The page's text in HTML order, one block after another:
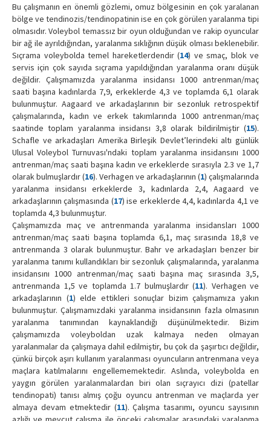
Bu çalışmanın en önemli gözlemi, omuz bölgesinin en çok yaralanan
bölge ve tendinozis/tendinopatinin ise en çok görülen yaralanma tipi
olmasıdır. Voleybol temassız bir oyun olduğundan ve rakip oyuncular
bir ağ ile ayrıldığından, yaralanma sıklığının düşük olması beklenebilir.
Sıçrama voleybolda temel hareketlerdendir (14) ve smaç, blok ve
servis için çok sayıda sıçrama yapıldığından yaralanma oranı düşük
değildir. Çalışmamızda yaralanma insidansı 1000 antrenman/maç
saati başına kadınlarda 7,9, erkeklerde 4,3 ve toplamda 6,1 olarak
bulunmuştur. Aagaard ve arkadaşlarının bir sezonluk retrospektif
çalışmalarında, kadın ve erkek takımlarında 1000 antrenman/maç
saatinde toplam yaralanma insidansı 3,8 olarak bildirilmiştir (15).
Schafle ve arkadaşları Amerika Birleşik Devlet’lerindeki altı günlük
Ulusal Voleybol Turnuvası'ndaki toplam yaralanma insidansını 1000
antrenman/maç saati başına kadın ve erkeklerde sırasıyla 2.3 ve 1,7
olarak bulmuşlardır (16). Verhagen ve arkadaşlarının (1) çalışmalarında
yaralanma insidansı erkeklerde 3, kadınlarda 2,4, Aagaard ve
arkadaşlarının çalışmasında (17) ise erkeklerde 4,4, kadınlarda 4,1 ve
toplamda 4,3 bulunmuştur.
Çalışmamızda maç ve antrenmanda yaralanma insidansları 1000
antrenman/maç saati başına toplamda 6,1, maç sırasında 18,8 ve
antrenmanda 3 olarak bulunmuştur. Bahr ve arkadaşları benzer bir
yaralanma tanımı kullandıkları bir sezonluk çalışmalarında, yaralanma
insidansını 1000 antrenman/maç saati başına maç sırasında 3,5,
antrenmanda 1,5 ve toplamda 1.7 bulmuşlardır (11). Verhagen ve
arkadaşlarının (1) elde ettikleri sonuçlar bizim çalışmamıza yakın
bulunmuştur. Çalışmamızdaki yaralanma insidansının fazla olmasının
yaralanma tanımından kaynaklandığı düşünülmektedir. Bizim
çalışmamızda voleyboldan uzak kalmaya neden olmayan
yaralanmalar da çalışmaya dahil edilmiştir, bu çok da şaşırtıcı değildir,
çünkü birçok aşırı kullanım yaralanması oyuncuların antrenmana veya
maçlara katılmalarını engellememektedir. Aslında, voleybolda en
yaygın görülen yaralanmalardan biri olan sıçrayıcı dizi (patellar
tendinopati) tanısı almış çoğu oyuncu antrenman ve maçlarda yer
almaya devam etmektedir (11). Çalışma tasarımı, oyuncu sayısının